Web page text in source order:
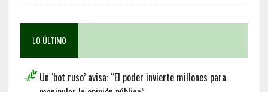
LO ÚLTIMO
Un ‘bot ruso’ avisa: “El poder invierte millones para